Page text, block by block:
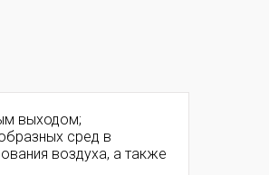
выходом;
сред в
воздуха, а также